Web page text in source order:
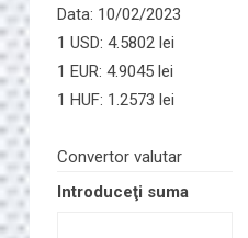
Data: 10/02/2023
1 USD: 4.5802 lei
1 EUR: 4.9045 lei
1 HUF: 1.2573 lei
Convertor valutar
Introduceţi suma